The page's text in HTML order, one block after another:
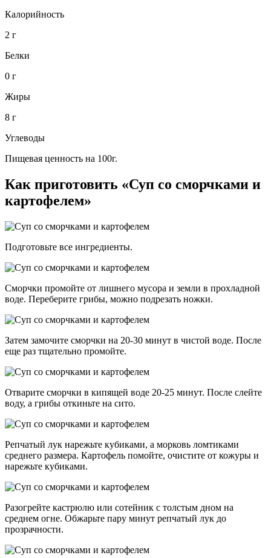
Калорийность
2 г
Белки
0 г
Жиры
8 г
Углеводы
Пищевая ценность на 100г.
Как приготовить «Суп со сморчками и
картофелем»
Подготовьте все ингредиенты.
Сморчки промойте от лишнего мусора и земли в прохладной
воде. Переберите грибы, можно подрезать ножки.
Затем замочите сморчки на 20-30 минут в чистой воде. После
еще раз тщательно промойте.
Отварите сморчки в кипящей воде 20-25 минут. После слейте
воду, а грибы откиньте на сито.
Репчатый лук нарежьте кубиками, а морковь ломтиками
среднего размера. Картофель помойте, очистите от кожуры и
нарежьте кубиками.
Разогрейте кастрюлю или сотейник с толстым дном на
среднем огне. Обжарьте пару минут репчатый лук до
прозрачности.